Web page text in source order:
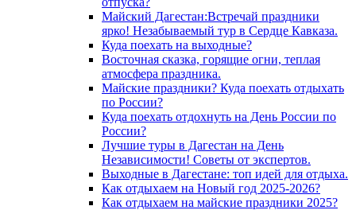
Майский Дагестан:Встречай праздники
ярко! Незабываемый тур в Сердце Кавказа.
Куда поехать на выходные?
Восточная сказка, горящие огни, теплая
атмосфера праздника.
Майские праздники? Куда поехать отдыхать
по России?
Куда поехать отдохнуть на День России по
России?
Лучшие туры в Дагестан на День
Независимости! Советы от экспертов.
Выходные в Дагестане: топ идей для отдыха.
Как отдыхаем на Новый год 2025-2026?
Как отдыхаем на майские праздники 2025?